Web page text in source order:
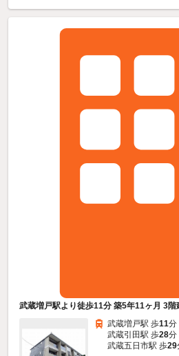
武蔵増戸駅より徒歩11分 築5年11ヶ月 3階
武蔵増戸駅 歩11分
武蔵引田駅 歩28分
武蔵五日市駅 歩29